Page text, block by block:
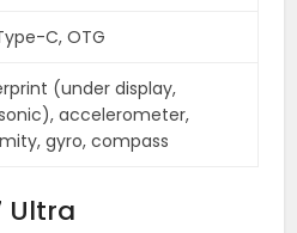
C, OTG
(under display,
accelerometer,
gyro, compass
Ultra